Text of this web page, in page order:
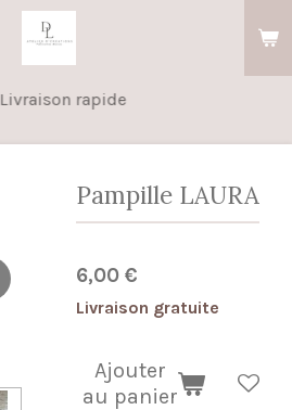
Livraison rapide
Pampille LAURA
6,00 €
Livraison gratuite
Ajouter
au panier